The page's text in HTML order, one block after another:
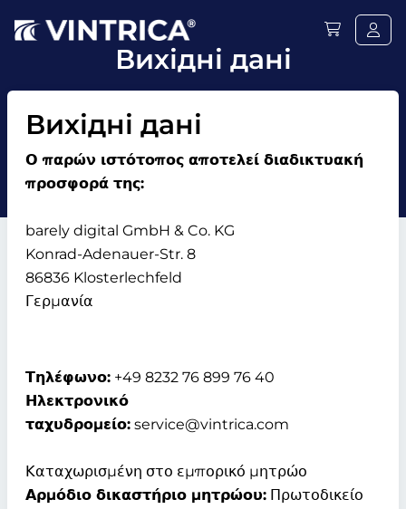
Вихідні дані
Вихідні дані
Ο παρών ιστότοπος αποτελεί διαδικτυακή
προσφορά της:
barely digital GmbH & Co. KG
Konrad-Adenauer-Str. 8
86836 Klosterlechfeld
Γερμανία
Τηλέφωνο: +49 8232 76 899 76 40
Ηλεκτρονικό
ταχυδρομείο: service@vintrica.com
Καταχωρισμένη στο εμπορικό μητρώο
Αρμόδιο δικαστήριο μητρώου: Πρωτοδικείο